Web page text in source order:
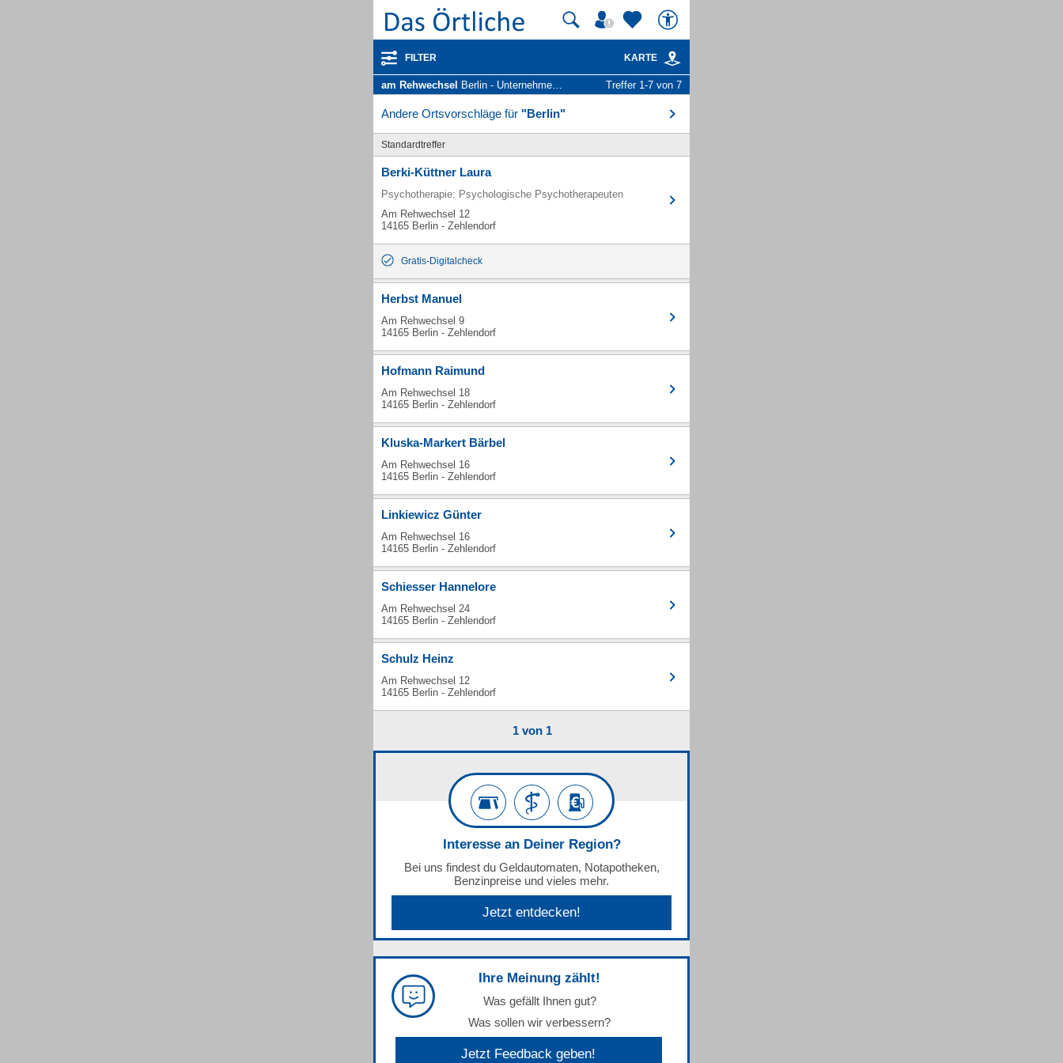
FILTER KARTE
am Rehwechsel Berlin - Unternehmen und Personen Treffer 1-7 von 7
Andere Ortsvorschläge für "Berlin"
Standardtreffer
Berki-Küttner Laura
Psychotherapie: Psychologische Psychotherapeuten
Am Rehwechsel 12
14165 Berlin - Zehlendorf
Gratis-Digitalcheck
Herbst Manuel
Am Rehwechsel 9
14165 Berlin - Zehlendorf
Hofmann Raimund
Am Rehwechsel 18
14165 Berlin - Zehlendorf
Kluska-Markert Bärbel
Am Rehwechsel 16
14165 Berlin - Zehlendorf
Linkiewicz Günter
Am Rehwechsel 16
14165 Berlin - Zehlendorf
Schiesser Hannelore
Am Rehwechsel 24
14165 Berlin - Zehlendorf
Schulz Heinz
Am Rehwechsel 12
14165 Berlin - Zehlendorf
1 von 1
Interesse an Deiner Region?
Bei uns findest du Geldautomaten, Notapotheken,
Benzinpreise und vieles mehr.
Jetzt entdecken!
Ihre Meinung zählt!
Was gefällt Ihnen gut?
Was sollen wir verbessern?
Jetzt Feedback geben!